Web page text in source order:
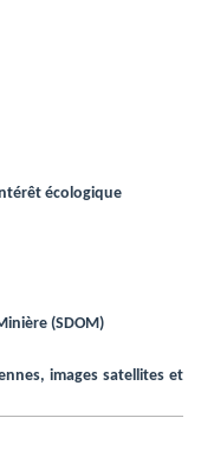
écologique
(SDOM)
images satellites et